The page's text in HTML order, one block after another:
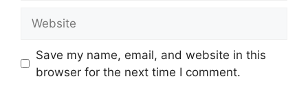
Save my name, email, and website in this
browser for the next time I comment.